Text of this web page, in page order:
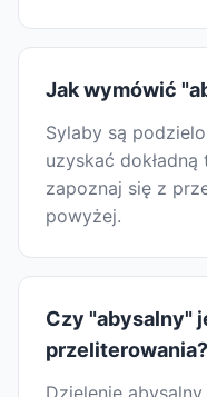
Jak wymówić
Sylaby są
uzyskać
zapoznaj się z
powyżej.
Czy "abysalny"
przeliterowania?